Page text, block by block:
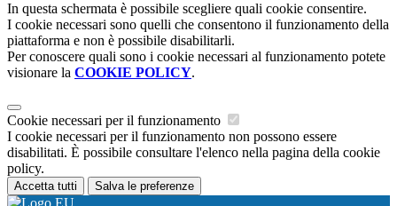
In questa schermata è possibile scegliere quali cookie consentire.
I cookie necessari sono quelli che consentono il funzionamento della
piattaforma e non è possibile disabilitarli.
Per conoscere quali sono i cookie necessari al funzionamento potete
visionare la COOKIE POLICY.
Cookie necessari per il funzionamento
I cookie necessari per il funzionamento non possono essere
disabilitati. È possibile consultare l'elenco nella pagina della cookie
policy.
Accetta tutti Salva le preferenze